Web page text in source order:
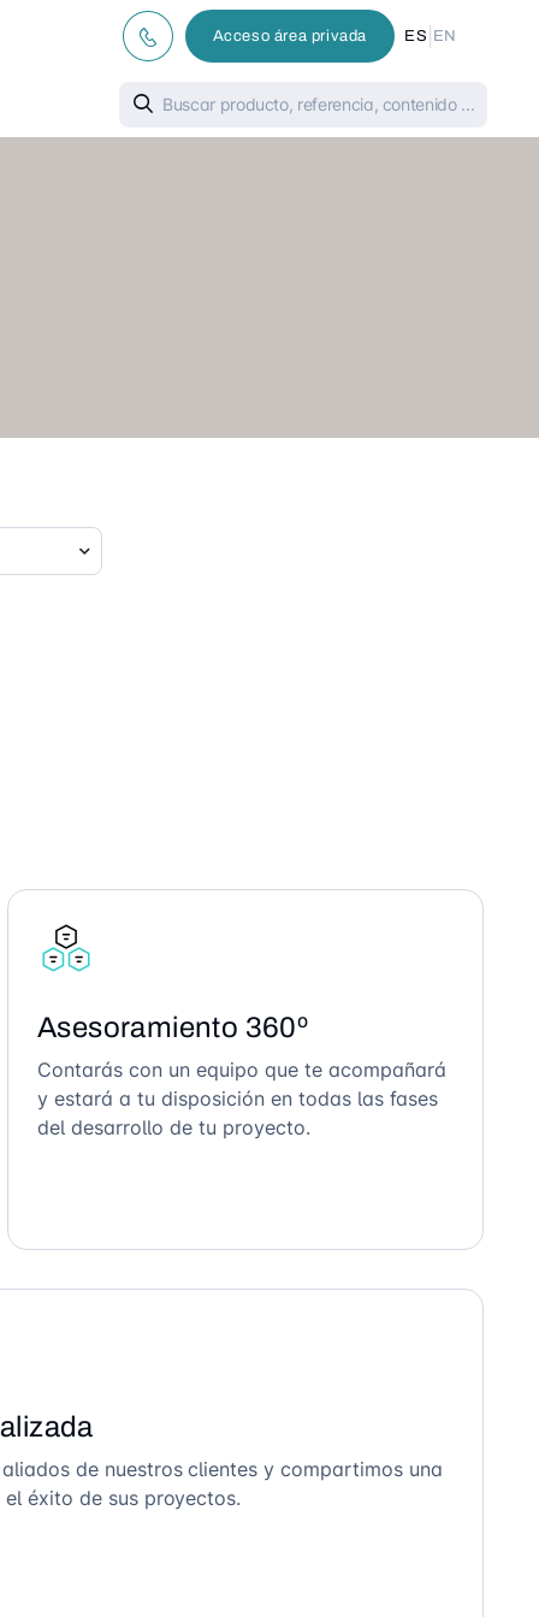
Acceso área privada ES EN
Asesoramiento 360º
Contarás con un equipo que te acompañará
y estará a tu disposición en todas las fases
del desarrollo de tu proyecto.
de nuestros clientes y compartimos una
éxito de sus proyectos.